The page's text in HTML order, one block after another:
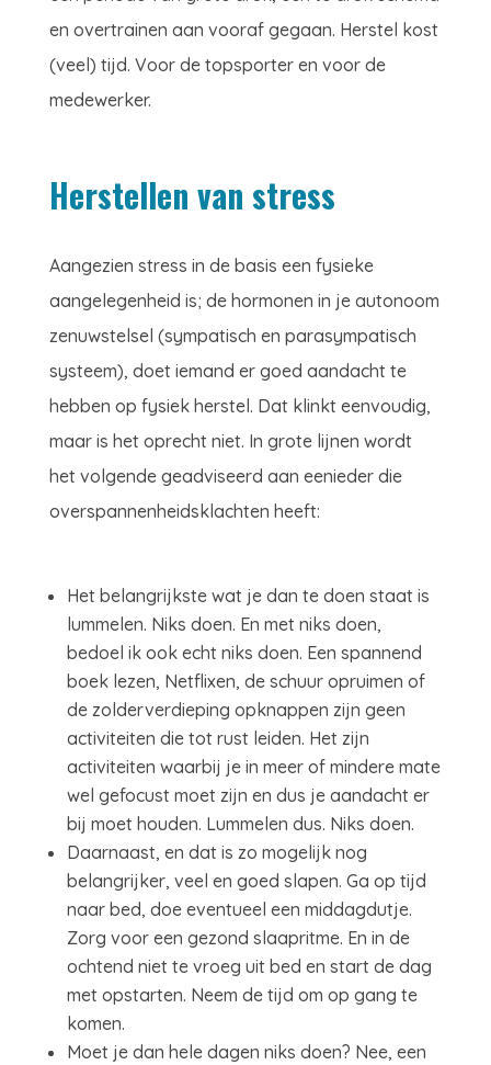
en overtrainen aan vooraf gegaan. Herstel kost
(veel) tijd. Voor de topsporter en voor de
medewerker.
Herstellen van stress
Aangezien stress in de basis een fysieke
aangelegenheid is; de hormonen in je autonoom
zenuwstelsel (sympatisch en parasympatisch
systeem), doet iemand er goed aandacht te
hebben op fysiek herstel. Dat klinkt eenvoudig,
maar is het oprecht niet. In grote lijnen wordt
het volgende geadviseerd aan eenieder die
overspannenheidsklachten heeft:
Het belangrijkste wat je dan te doen staat is
lummelen. Niks doen. En met niks doen,
bedoel ik ook echt niks doen. Een spannend
boek lezen, Netflixen, de schuur opruimen of
de zolderverdieping opknappen zijn geen
activiteiten die tot rust leiden. Het zijn
activiteiten waarbij je in meer of mindere mate
wel gefocust moet zijn en dus je aandacht er
bij moet houden. Lummelen dus. Niks doen.
Daarnaast, en dat is zo mogelijk nog
belangrijker, veel en goed slapen. Ga op tijd
naar bed, doe eventueel een middagdutje.
Zorg voor een gezond slaapritme. En in de
ochtend niet te vroeg uit bed en start de dag
met opstarten. Neem de tijd om op gang te
komen.
Moet je dan hele dagen niks doen? Nee, een